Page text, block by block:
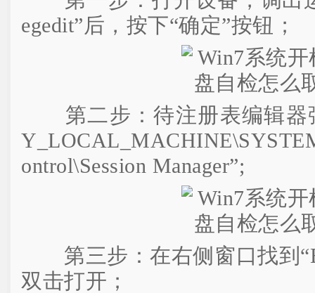
egedit”后，按下“确定”按钮；
第二步：待注册表编辑器
ontrol\Session Manager”;
第三步：在右侧窗口找到
双击打开；